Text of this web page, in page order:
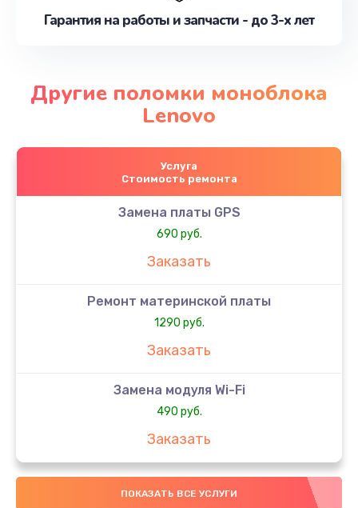
Гарантия на работы и запчасти - до 3-х лет
Другие поломки моноблока
Lenovo
Услуга
Стоимость ремонта
Замена платы GPS
690 руб.
Заказать
Ремонт материнской платы
1290 руб.
Заказать
Замена модуля Wi-Fi
490 руб.
Заказать
Замена микрофона
1600 руб.
ПОКАЗАТЬ ВСЕ УСЛУГИ